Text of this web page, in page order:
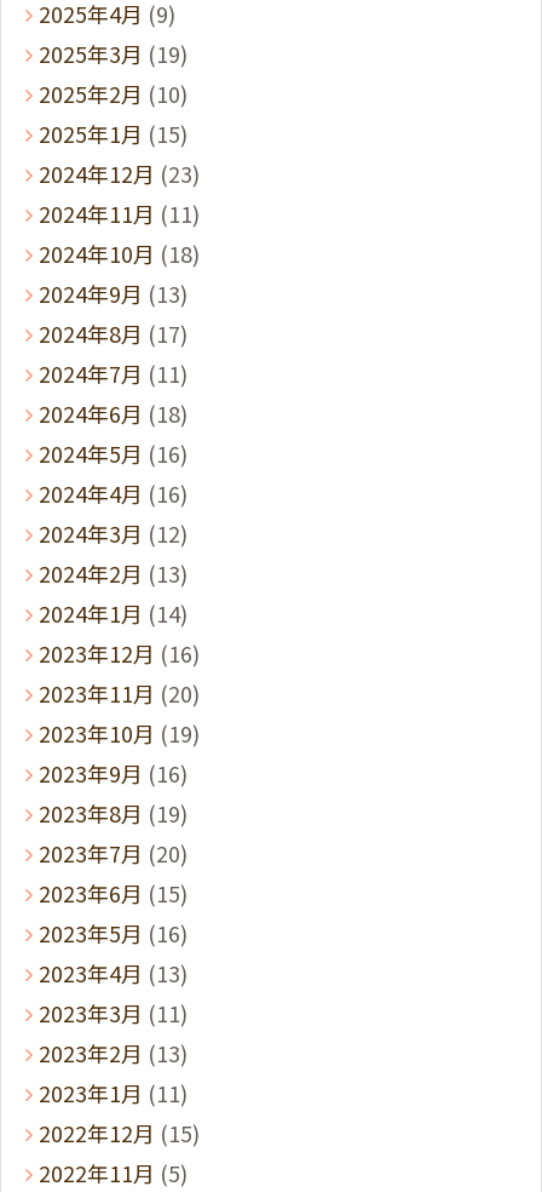
2025年4月 (9)
2025年3月 (19)
2025年2月 (10)
2025年1月 (15)
2024年12月 (23)
2024年11月 (11)
2024年10月 (18)
2024年9月 (13)
2024年8月 (17)
2024年7月 (11)
2024年6月 (18)
2024年5月 (16)
2024年4月 (16)
2024年3月 (12)
2024年2月 (13)
2024年1月 (14)
2023年12月 (16)
2023年11月 (20)
2023年10月 (19)
2023年9月 (16)
2023年8月 (19)
2023年7月 (20)
2023年6月 (15)
2023年5月 (16)
2023年4月 (13)
2023年3月 (11)
2023年2月 (13)
2023年1月 (11)
2022年12月 (15)
2022年11月 (5)